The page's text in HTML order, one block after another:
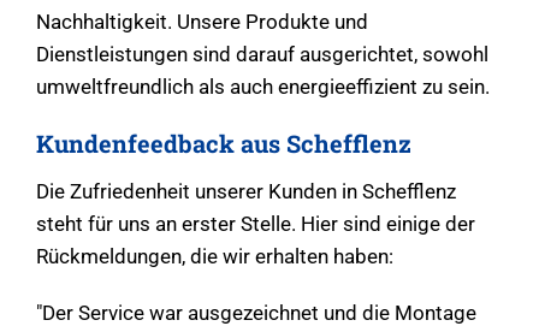
Nachhaltigkeit. Unsere Produkte und
Dienstleistungen sind darauf ausgerichtet, sowohl
umweltfreundlich als auch energieeffizient zu sein.
Kundenfeedback aus Schefflenz
Die Zufriedenheit unserer Kunden in Schefflenz
steht für uns an erster Stelle. Hier sind einige der
Rückmeldungen, die wir erhalten haben:
"Der Service war ausgezeichnet und die Montage